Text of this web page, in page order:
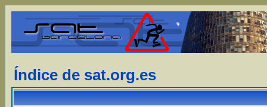
Índice de sat.org.es